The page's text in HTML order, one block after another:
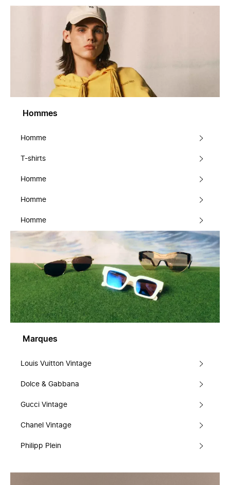
Hommes
Homme
T-shirts
Homme
Homme
Homme
Marques
Louis Vuitton Vintage
Dolce & Gabbana
Gucci Vintage
Chanel Vintage
Philipp Plein